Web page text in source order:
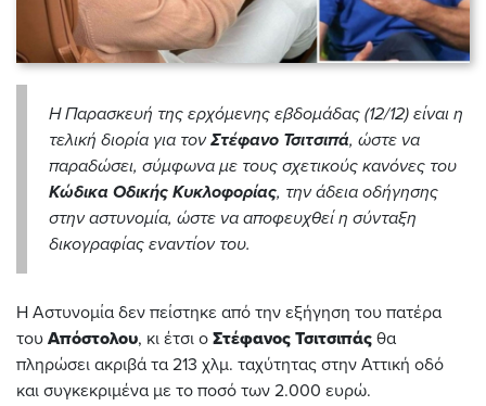
Η Παρασκευή της ερχόμενης εβδομάδας (12/12) είναι η
τελική διορία για τονΣτέφανο Τσιτσιπά, ώστε να
παραδώσει, σύμφωνα με τους σχετικούς κανόνες του
Κώδικα Οδικής Κυκλοφορίας, την άδεια οδήγησης
στην αστυνομία, ώστε να αποφευχθεί η σύνταξη
δικογραφίας εναντίον του.
Η Αστυνομία δεν πείστηκε από την εξήγηση του πατέρα
του Απόστολου, κι έτσι ο Στέφανος Τσιτσιπάς θα
πληρώσει ακριβά τα 213 χλμ. ταχύτητας στην Αττική οδό
και συγκεκριμένα με το ποσό των 2.000 ευρώ.